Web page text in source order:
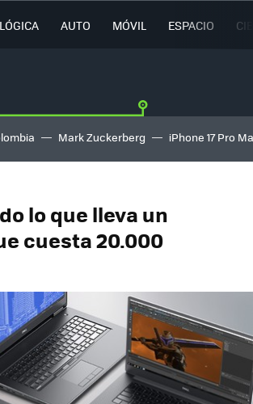
AUTO MÓVIL ESPACIO
Mark Zuckerberg iPhone 17 Pro
lo que lleva un
cuesta 20.000